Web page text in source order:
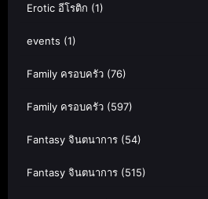
Erotic อีโรติก (1)
events (1)
Family ครอบครัว (76)
Family ครอบครัว (597)
Fantasy จินตนาการ (54)
Fantasy จินตนาการ (515)